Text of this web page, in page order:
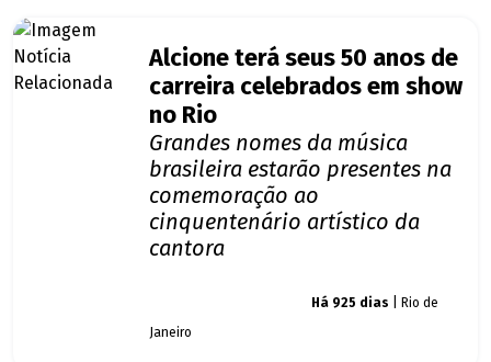
Alcione terá seus 50 anos de
carreira celebrados em show
no Rio
Grandes nomes da música
brasileira estarão presentes na
comemoração ao
cinquentenário artístico da
cantora
Há 925 dias | Rio de
Janeiro